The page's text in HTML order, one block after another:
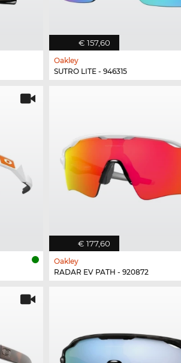
€ 157,60
Oakley
SUTRO LITE - 946315
€ 177,60
Oakley
RADAR EV PATH - 920872